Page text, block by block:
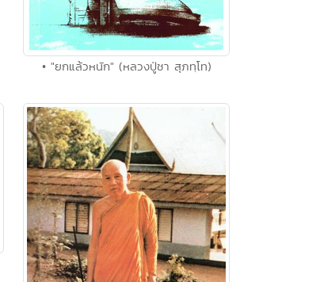
• "ยกแล้วหนัก" (หลวงปู่ชา สุภทฺโท)